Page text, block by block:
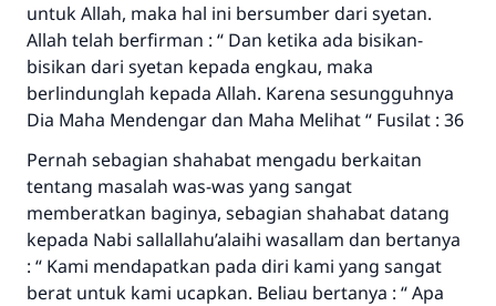
untuk Allah, maka hal ini bersumber dari syetan.
Allah telah berfirman : “ Dan ketika ada bisikan-
bisikan dari syetan kepada engkau, maka
berlindunglah kepada Allah. Karena sesungguhnya
Dia Maha Mendengar dan Maha Melihat “ Fusilat : 36
Pernah sebagian shahabat mengadu berkaitan
tentang masalah was-was yang sangat
memberatkan baginya, sebagian shahabat datang
kepada Nabi sallallahu’alaihi wasallam dan bertanya
: “ Kami mendapatkan pada diri kami yang sangat
berat untuk kami ucapkan. Beliau bertanya : “ Apa
Jawaban no. 110845
menyelamatkan pernikahan.
Bantu kami dalam memberikan jawaban untuk umat
Rasulullah ﷺ bersabda
"Siapa yang menunjukkan suatu kebaikan,
meka dia akan mendapatkan pahala yang
sama dengan orang yang melakukannya"
MUSLIM, 1893